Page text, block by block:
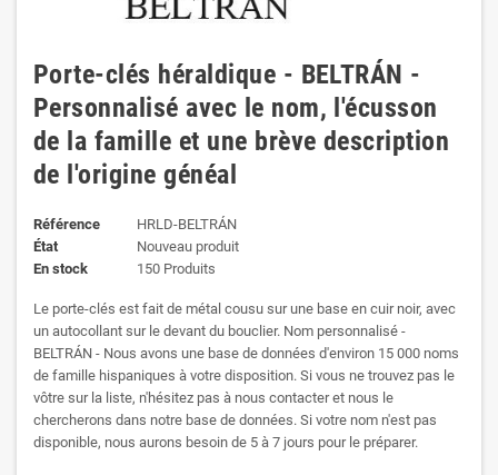
Porte-clés héraldique - BELTRÁN -
Personnalisé avec le nom, l'écusson
de la famille et une brève description
de l'origine généal
Référence
HRLD-BELTRÁN
État
Nouveau produit
En stock
150 Produits
Le porte-clés est fait de métal cousu sur une base en cuir noir, avec
un autocollant sur le devant du bouclier. Nom personnalisé -
BELTRÁN - Nous avons une base de données d'environ 15 000 noms
de famille hispaniques à votre disposition. Si vous ne trouvez pas le
vôtre sur la liste, n'hésitez pas à nous contacter et nous le
chercherons dans notre base de données. Si votre nom n'est pas
disponible, nous aurons besoin de 5 à 7 jours pour le préparer.